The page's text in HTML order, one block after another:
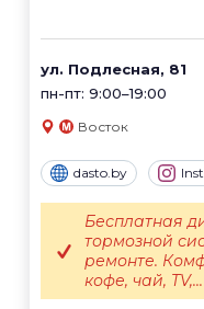
ул. Подлесная, 81
пн-пт: 9:00–19:00
Восток
dasto.by
Бесплатная
тормозной
ремонте.
кофе, чай, TV,...